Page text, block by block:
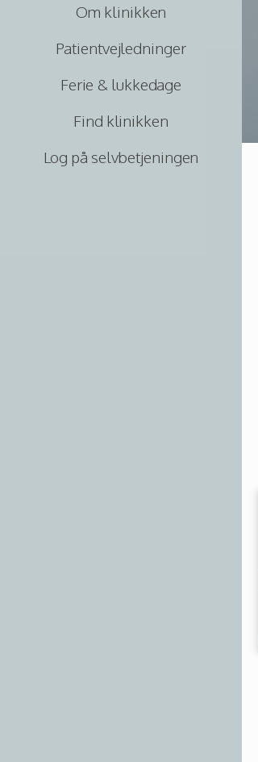
Om klinikken
Patientvejledninger
Ferie & lukkedage
Find klinikken
Log på selvbetjeningen